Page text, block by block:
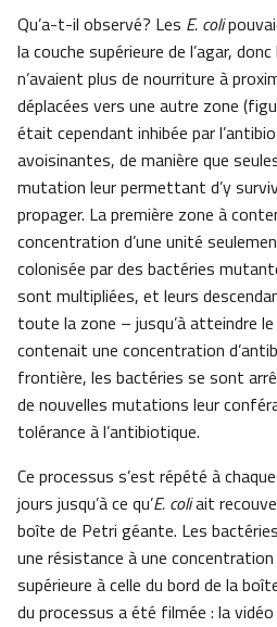
Qu’a-t-il observé? Les E. coli
la couche supérieure de l’agar,
n’avaient plus de nourriture à
déplacées vers une autre zone
était cependant inhibée par
avoisinantes, de manière que
mutation leur permettant d’y
propager. La première zone à
concentration d’une unité
colonisée par des bactéries
sont multipliées, et leurs
toute la zone – jusqu’à atteindre
contenait une concentration
frontière, les bactéries se sont
de nouvelles mutations leur
tolérance à l’antibiotique.
Ce processus s’est répété à
jours jusqu’à ce qu’E. coliait
boîte de Petri géante. Les
une résistance à une
supérieure à celle du bord de la
du processus a été filmée : la